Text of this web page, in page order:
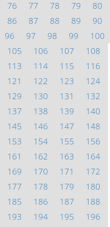
76 77 78 79
80
86 87 88 89
90
96 97 98 99
100
105 106 107
108
113 114 115
116
121 122 123
124
129 130 131
132
137 138 139
140
145 146 147
148
153 154 155
156
161 162 163
164
169 170 171
172
177 178 179
180
185 186 187
188
193 194 195
196